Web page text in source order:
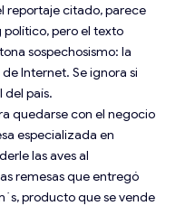
reportaje citado, parece
pero el texto
sospechosismo: la
Internet. Se ignora si
del país.
quedarse con el negocio
especializada en
las aves al
remesas que entregó
producto que se vende